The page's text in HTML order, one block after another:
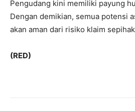
Pengudang kini memiliki payung
Dengan demikian, semua potensi
akan aman dari risiko klaim
(RED)